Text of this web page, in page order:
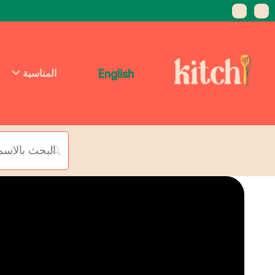
English المناسبة